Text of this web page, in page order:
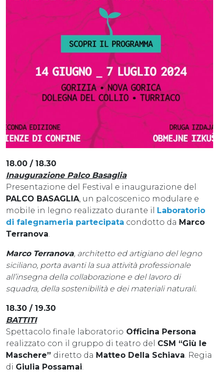
18.00 / 18.30
Inaugurazione Palco Basaglia
Presentazione del Festival e inaugurazione del
PALCO BASAGLIA , un palcoscenico modulare e
mobile in legno realizzato durante il Laboratorio
di falegnameria partecipata condotto da Marco
Terranova
Marco Terranova, architetto ed artigiano del legno
siciliano, porta avanti la sua attività professionale
all’insegna della collaborazione e del lavoro di
squadra, della sostenibilità e dei materiali naturali.
18.30 / 19.30
BATTITI
Spettacolo finale laboratorio Officina Persona
realizzato con il gruppo di teatro del CSM “Giù le
Maschere” diretto da Matteo Della Schiava . Regia
di Giulia Possamai